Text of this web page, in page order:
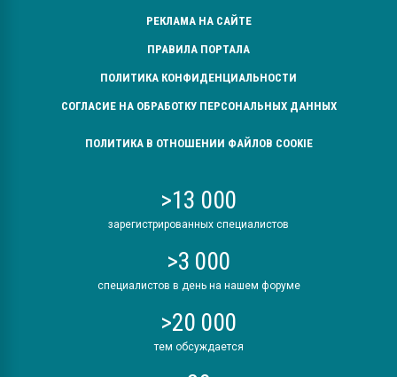
РЕКЛАМА НА САЙТЕ
ПРАВИЛА ПОРТАЛА
ПОЛИТИКА КОНФИДЕНЦИАЛЬНОСТИ
СОГЛАСИЕ НА ОБРАБОТКУ ПЕРСОНАЛЬНЫХ ДАННЫХ
ПОЛИТИКА В ОТНОШЕНИИ ФАЙЛОВ COOKIE
>13 000
зарегистрированных специалистов
>3 000
специалистов в день на нашем форуме
>20 000
тем обсуждается